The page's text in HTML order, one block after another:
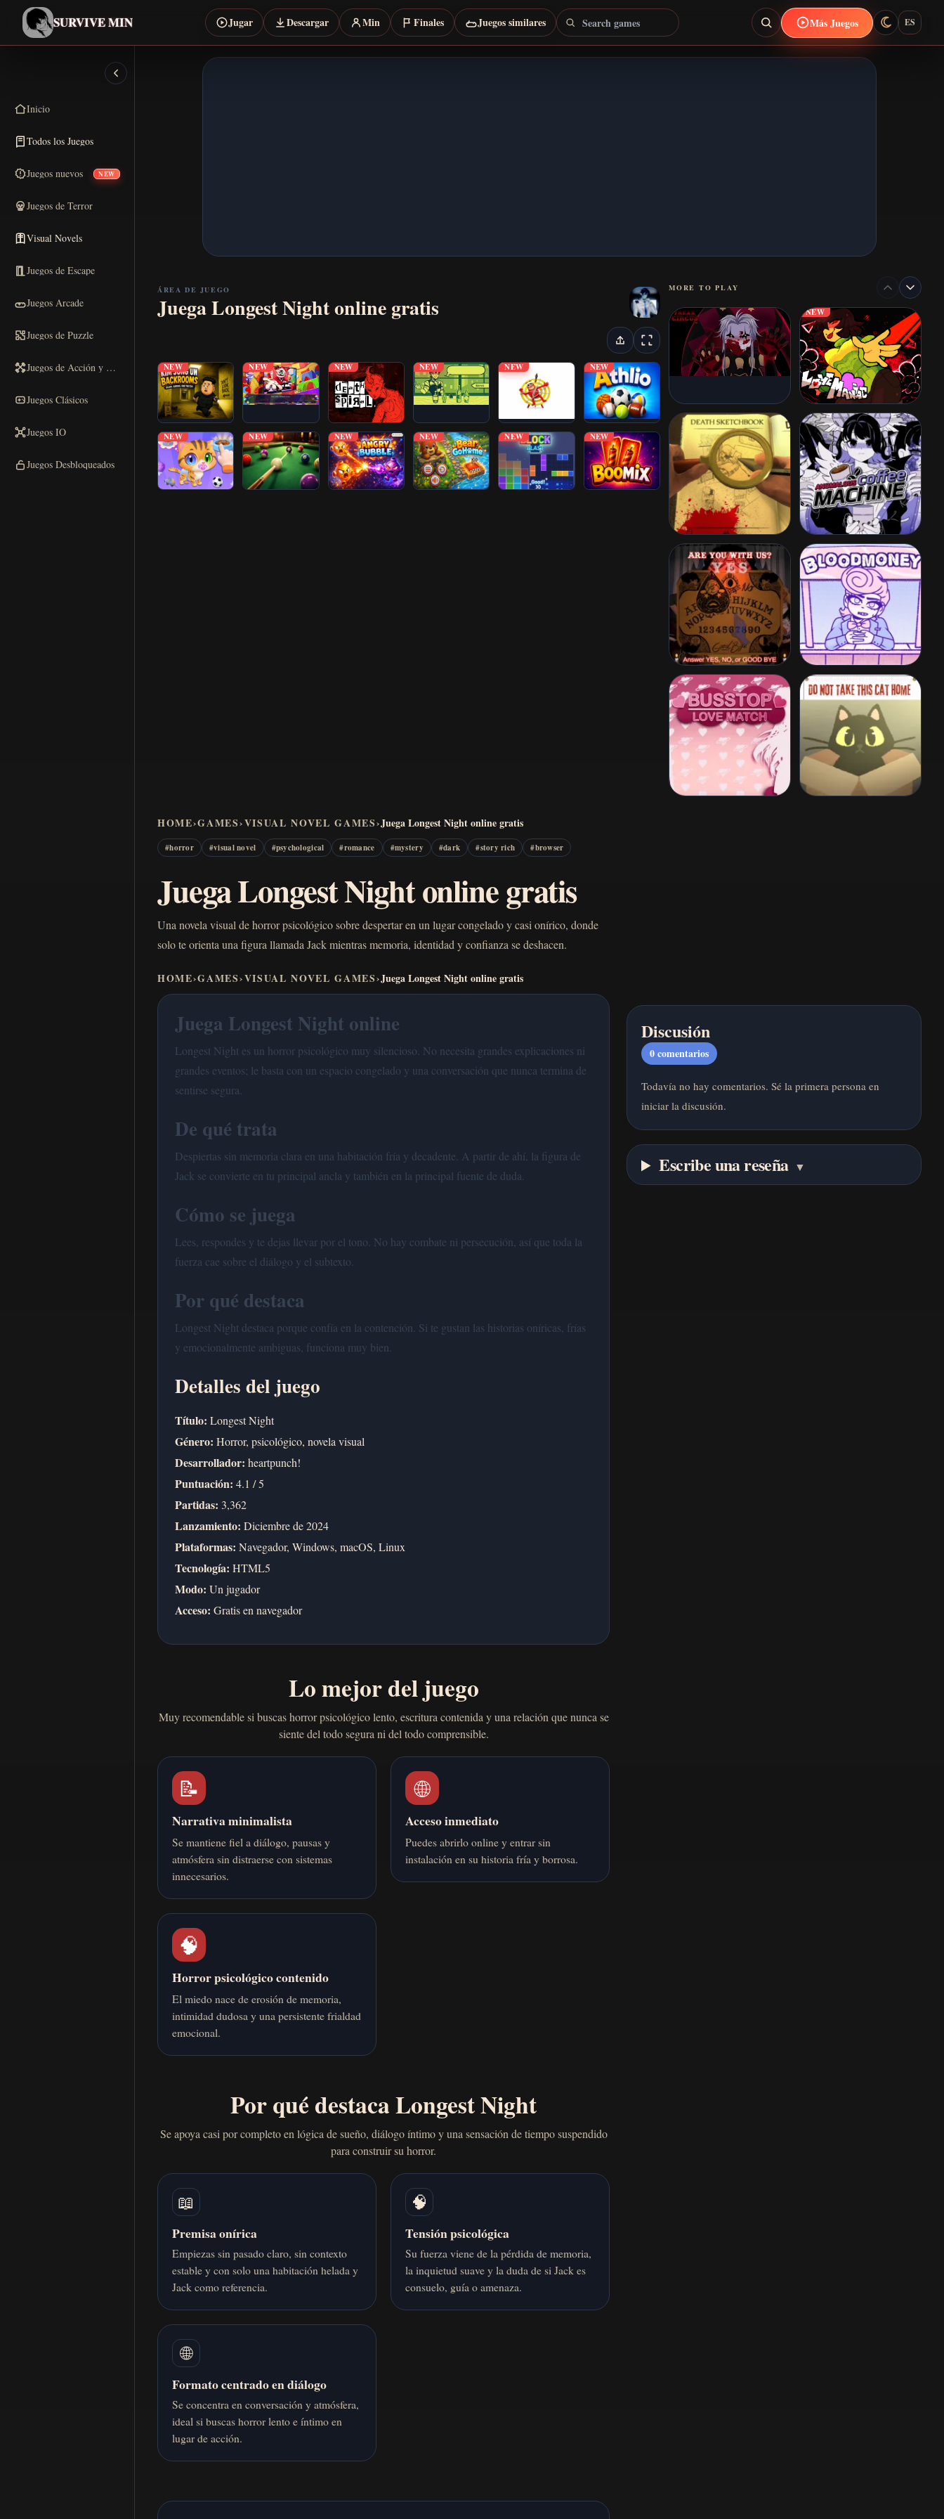
SURVIVE MIN Jugar Descargar Min Finales Juegos similares Search games Más Juegos ES
Inicio
Todos los Juegos
Juegos nuevos NEW
Juegos de Terror
Visual Novels
Juegos de Escape
Juegos Arcade
Juegos de Puzzle
Juegos de Acción y Carreras
Juegos Clásicos
Juegos IO
Juegos Desbloqueados
ÁREA DE JUEGO
Juega Longest Night online gratis
NEW NEW NEW NEW NEW NEW
NEW NEW NEW NEW NEW NEW
MORE TO PLAY
NEW
HOME›GAMES›VISUAL NOVEL GAMES›Juega Longest Night online gratis
#horror #visual novel #psychological #romance #mystery #dark #story rich #browser
Juega Longest Night online gratis
Una novela visual de horror psicológico sobre despertar en un lugar congelado y casi onírico, donde
solo te orienta una figura llamada Jack mientras memoria, identidad y confianza se deshacen.
HOME›GAMES›VISUAL NOVEL GAMES›Juega Longest Night online gratis
Juega Longest Night online
Longest Night es un horror psicológico muy silencioso. No necesita grandes explicaciones ni
grandes eventos; le basta con un espacio congelado y una conversación que nunca termina de
sentirse segura.
De qué trata
Despiertas sin memoria clara en una habitación fría y decadente. A partir de ahí, la figura de
Jack se convierte en tu principal ancla y también en la principal fuente de duda.
Cómo se juega
Lees, respondes y te dejas llevar por el tono. No hay combate ni persecución, así que toda la
fuerza cae sobre el diálogo y el subtexto.
Por qué destaca
Longest Night destaca porque confía en la contención. Si te gustan las historias oníricas, frías
y emocionalmente ambiguas, funciona muy bien.
Detalles del juego
Título: Longest Night
Género: Horror, psicológico, novela visual
Desarrollador: heartpunch!
Puntuación: 4.1 / 5
Partidas: 3,362
Lanzamiento: Diciembre de 2024
Plataformas: Navegador, Windows, macOS, Linux
Tecnología: HTML5
Modo: Un jugador
Acceso: Gratis en navegador
Discusión
0comentarios
Todavía no hay comentarios. Sé la primera persona en
iniciar la discusión.
Escribe una reseña ▼
Lo mejor del juego
Muy recomendable si buscas horror psicológico lento, escritura contenida y una relación que nunca se
siente del todo segura ni del todo comprensible.
📝
Narrativa minimalista
Se mantiene fiel a diálogo, pausas y
atmósfera sin distraerse con sistemas
innecesarios.
🌐
Acceso inmediato
Puedes abrirlo online y entrar sin
instalación en su historia fría y borrosa.
🧠
Horror psicológico contenido
El miedo nace de erosión de memoria,
intimidad dudosa y una persistente frialdad
emocional.
Por qué destaca Longest Night
Se apoya casi por completo en lógica de sueño, diálogo íntimo y una sensación de tiempo suspendido
para construir su horror.
📖
Premisa onírica
Empiezas sin pasado claro, sin contexto
estable y con solo una habitación helada y
Jack como referencia.
🧠
Tensión psicológica
Su fuerza viene de la pérdida de memoria,
la inquietud suave y la duda de si Jack es
consuelo, guía o amenaza.
🌐
Formato centrado en diálogo
Se concentra en conversación y atmósfera,
ideal si buscas horror lento e íntimo en
lugar de acción.